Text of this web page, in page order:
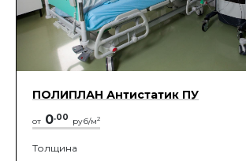
ПОЛИПЛАН Антистатик ПУ
от 0.00 руб/м2
Толщина